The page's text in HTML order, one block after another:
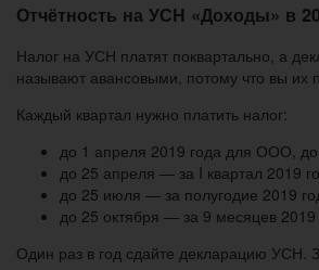
Отчётность на УСН «Доходы» в
Налог на УСН платят поквартально, а
называют авансовыми, потому что вы их
Каждый квартал нужно платить налог:
до 1 апреля 2019 года для ООО,
до 25 апреля — за I квартал 2019
до 25 июля — за полугодие 2019
до 25 октября — за 9 месяцев 2019
Один раз в год сдайте декларацию